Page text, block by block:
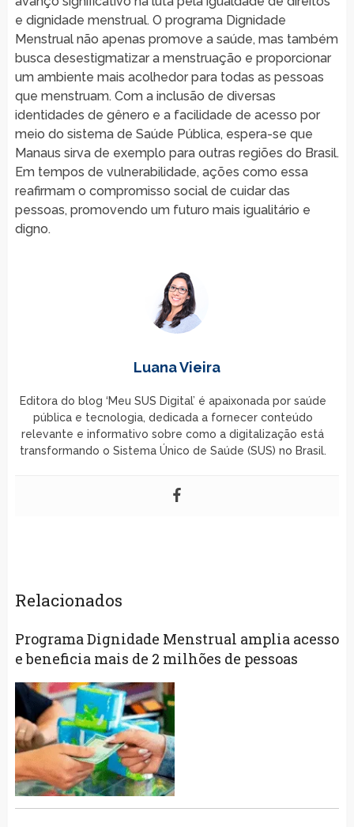
e dignidade menstrual. O programa Dignidade
Menstrual não apenas promove a saúde, mas também
busca desestigmatizar a menstruação e proporcionar
um ambiente mais acolhedor para todas as pessoas
que menstruam. Com a inclusão de diversas
identidades de gênero e a facilidade de acesso por
meio do sistema de Saúde Pública, espera-se que
Manaus sirva de exemplo para outras regiões do Brasil.
Em tempos de vulnerabilidade, ações como essa
reafirmam o compromisso social de cuidar das
pessoas, promovendo um futuro mais igualitário e
digno.
Luana Vieira
Editora do blog ‘Meu SUS Digital’ é apaixonada por saúde
pública e tecnologia, dedicada a fornecer conteúdo
relevante e informativo sobre como a digitalização está
transformando o Sistema Único de Saúde (SUS) no Brasil.
Relacionados
Programa Dignidade Menstrual amplia acesso
e beneficia mais de 2 milhões de pessoas